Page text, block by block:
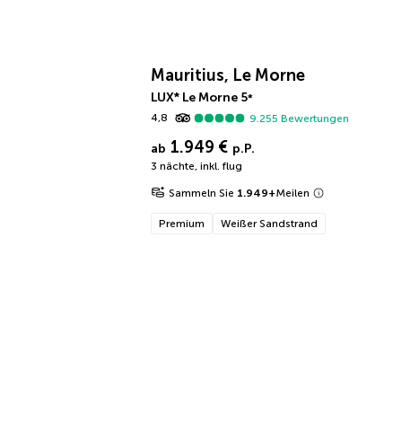
Mauritius, Le Morne
LUX* Le Morne 5*
4,8
9.255 Bewertungen
ab 1.949 € p.P.
3 nächte, inkl. flug
Sammeln Sie 1.949+Meilen
Premium Weißer Sandstrand